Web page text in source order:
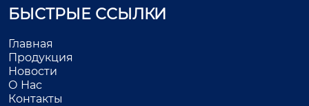
БЫСТРЫЕ ССЫЛКИ
Главная
Продукция
Новости
О Нас
Контакты